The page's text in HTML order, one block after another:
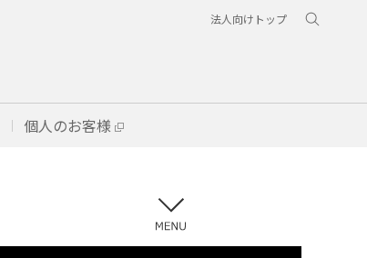
法人向けトップ
個人のお客様